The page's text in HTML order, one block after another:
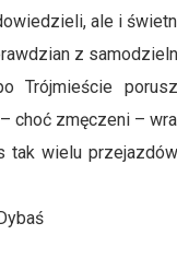
ale i
z
Trójmieście
choć zmęczeni –
wielu